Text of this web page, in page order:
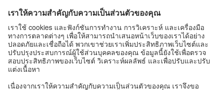
ฝึกภาษาเยอรมันฟรี
หลักสูตรภาษาเยอรมันของ Goethe-Institut
พอร์ทัลสำหรับครู “Deutschstunde”
ความเป็นส่วนตัวและการเข้าถึง